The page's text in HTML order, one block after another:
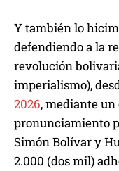
Y también lo
defendiendo a la
revolución
imperialismo),
2026, mediante
pronunciamiento
Simón Bolívar y
2.000 (dos mil)